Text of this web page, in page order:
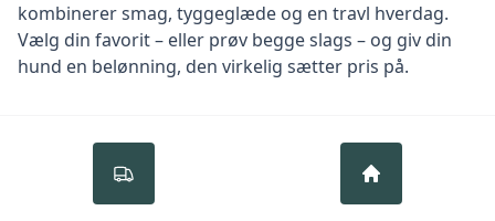
kombinerer smag, tyggeglæde og en travl hverdag.
Vælg din favorit – eller prøv begge slags – og giv din
hund en belønning, den virkelig sætter pris på.